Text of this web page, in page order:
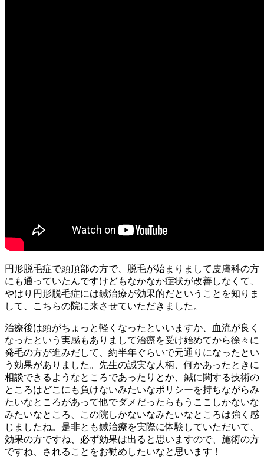
円形脱毛症で頭頂部の方で、脱毛が始まりまして皮膚科の方
にも通っていたんですけどもなかなか症状が改善しなくて、
やはり円形脱毛症には鍼治療が効果的だということを知りま
して、こちらの院に来させていただきました。
治療後は頭がちょっと軽くなったといいますか、血流が良く
なったという実感もありまして治療を受け始めてから徐々に
発毛の方が進みだして、約半年ぐらいで元通りになったとい
う効果がありました。先生の誠実な人柄、何かあったときに
相談できるようなところであったりとか、鍼に関する技術の
ところはどこにも負けないみたいなポリシーを持ちながらみ
たいなところがあって他でダメだったらもうここしかないな
みたいなところ、この院しかないなみたいなところは強く感
じましたね。是非とも鍼治療を実際に体験していただいて、
効果の方ですね、必ず効果は出ると思いますので、施術の方
ですね、されることをお勧めしたいなと思います！